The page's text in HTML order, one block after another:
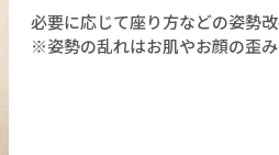
必要に応じて座り方などの姿勢
※姿勢の乱れはお肌やお顔の歪み